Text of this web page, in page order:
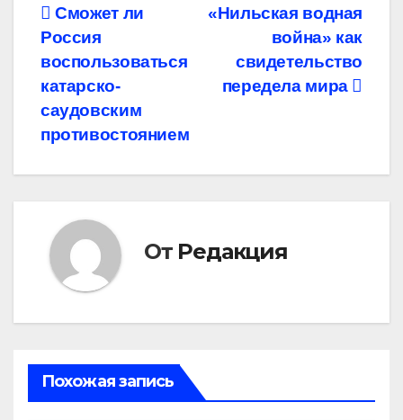
Навигация
по
записям
«Нильская водная
война» как
свидетельство
передела мира
Сможет ли
Россия
воспользоваться
катарско-
саудовским
противостоянием
От Редакция
Похожая запись